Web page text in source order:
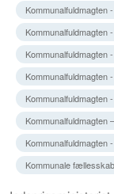
Kommunalfuldmagten
Kommunalfuldmagten
Kommunalfuldmagten
Kommunalfuldmagten
Kommunalfuldmagten
Kommunale